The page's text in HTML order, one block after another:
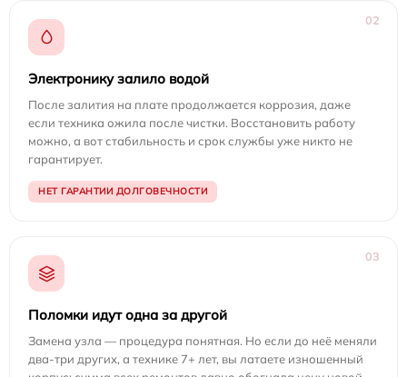
02
Электронику залило водой
После залития на плате продолжается коррозия, даже
если техника ожила после чистки. Восстановить работу
можно, а вот стабильность и срок службы уже никто не
гарантирует.
НЕТ ГАРАНТИИ ДОЛГОВЕЧНОСТИ
03
Поломки идут одна за другой
Замена узла — процедура понятная. Но если до неё меняли
два-три других, а технике 7+ лет, вы латаете изношенный